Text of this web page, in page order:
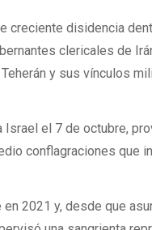
creciente disidencia
clericales de
y sus vínculos
Israel el 7 de octubre,
conflagraciones que
2021 y, desde que